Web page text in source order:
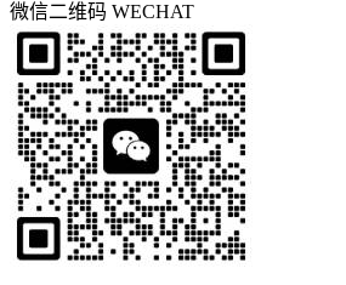
微信二维码 WECHAT